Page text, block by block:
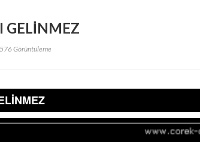
GELİNMEZ
Görüntüleme